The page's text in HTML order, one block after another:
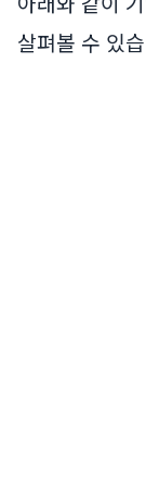
살펴볼 수 있